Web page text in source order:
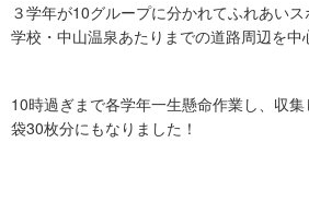
３学年が10グループに分かれてふれあい
学校・中山温泉あたりまでの道路周辺を中
10時過ぎまで各学年一生懸命作業し、収
袋30枚分にもなりました！